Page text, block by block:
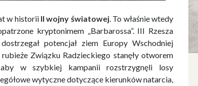
w historii II wojny światowej. To właśnie wtedy
kryptonimem „Barbarossa”. III Rzesza
potencjał ziem Europy Wschodniej
Związku Radzieckiego stanęły otworem
w szybkiej kampanii rozstrzygnęli losy
wytyczne dotyczące kierunków natarcia,